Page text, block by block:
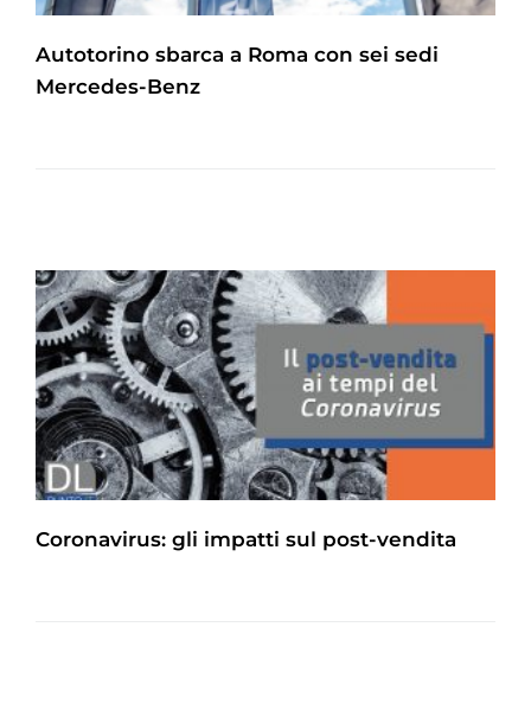
Autotorino sbarca a Roma con sei sedi
Mercedes-Benz
Coronavirus: gli impatti sul post-vendita